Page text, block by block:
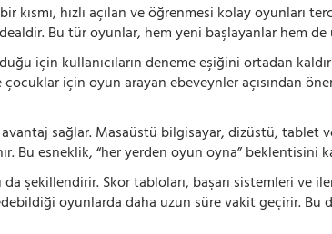
kısmı, hızlı açılan ve öğrenmesi kolay oyunları
Bu tür oyunlar, hem yeni başlayanlar hem
için kullanıcıların deneme eşiğini ortadan
için oyun arayan ebeveynler açısından
sağlar. Masaüstü bilgisayar, dizüstü, tablet
Bu esneklik, “her yerden oyun oyna”
da şekillendirir. Skor tabloları, başarı sistemleri
oyunlarda daha uzun süre vakit geçirir.